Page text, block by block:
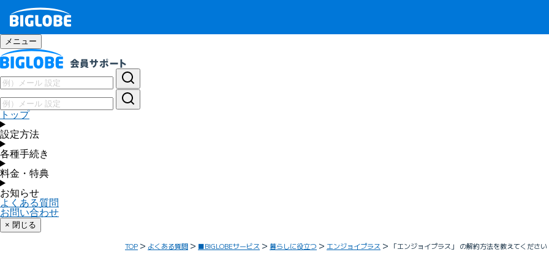
メニュー
トップ
設定方法
各種手続き
料金・特典
お知らせ
よくある質問
お問い合わせ
× 閉じる
TOP よくある質問 ■BIGLOBEサービス 暮らしに役立つ エンジョイプラス 「エンジョイプラス」 の解約方法を教えてください